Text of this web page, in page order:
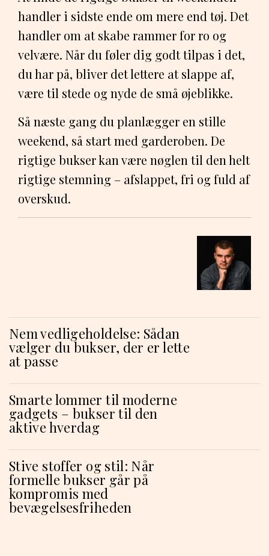
handler i sidste ende om mere end tøj. Det
handler om at skabe rammer for ro og
velvære. Når du føler dig godt tilpas i det,
du har på, bliver det lettere at slappe af,
være til stede og nyde de små øjeblikke.
Så næste gang du planlægger en stille
weekend, så start med garderoben. De
rigtige bukser kan være nøglen til den helt
rigtige stemning – afslappet, fri og fuld af
overskud.
Nem vedligeholdelse: Sådan
vælger du bukser, der er lette
at passe
Smarte lommer til moderne
gadgets – bukser til den
aktive hverdag
Stive stoffer og stil: Når
formelle bukser går på
kompromis med
bevægelsesfriheden